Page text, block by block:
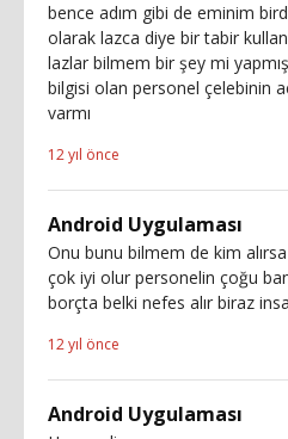
bence adım gibi de eminim
olarak lazca diye bir tabir
lazlar bilmem bir şey mi
bilgisi olan personel çelebinin
varmı
12 yıl önce
Android Uygulaması
Onu bunu bilmem de kim
çok iyi olur personelin çoğu
borçta belki nefes alır biraz
12 yıl önce
Android Uygulaması